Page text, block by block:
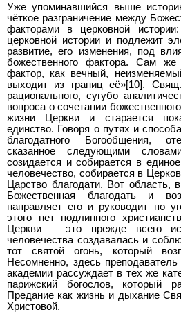
Уже упоминавшийся выше
чёткое разграничение между
факторами в церковной
церковной истории и подлежит
развитие, его изменения, под
божественного фактора. Сам
фактор, как вечный,
выходит из границ её»[10].
рационального, сугубо
вопроса о сочетании
жизни Церкви и старается
единство. Говоря о путях и
благодатного Богообщения,
сказанное следующими
созидается и собирается в
человечество, собирается в
Царство благодати. Вот область,
Божественная благодать и
направляет его и руководит по
этого нет подлинного
Церкви – это прежде всего
человечества создавалась и
тот святой огонь, который
Несомненно, здесь
академии рассуждает в тех же
парижский богослов, который
Предание как жизнь и дыхание
Христовой.